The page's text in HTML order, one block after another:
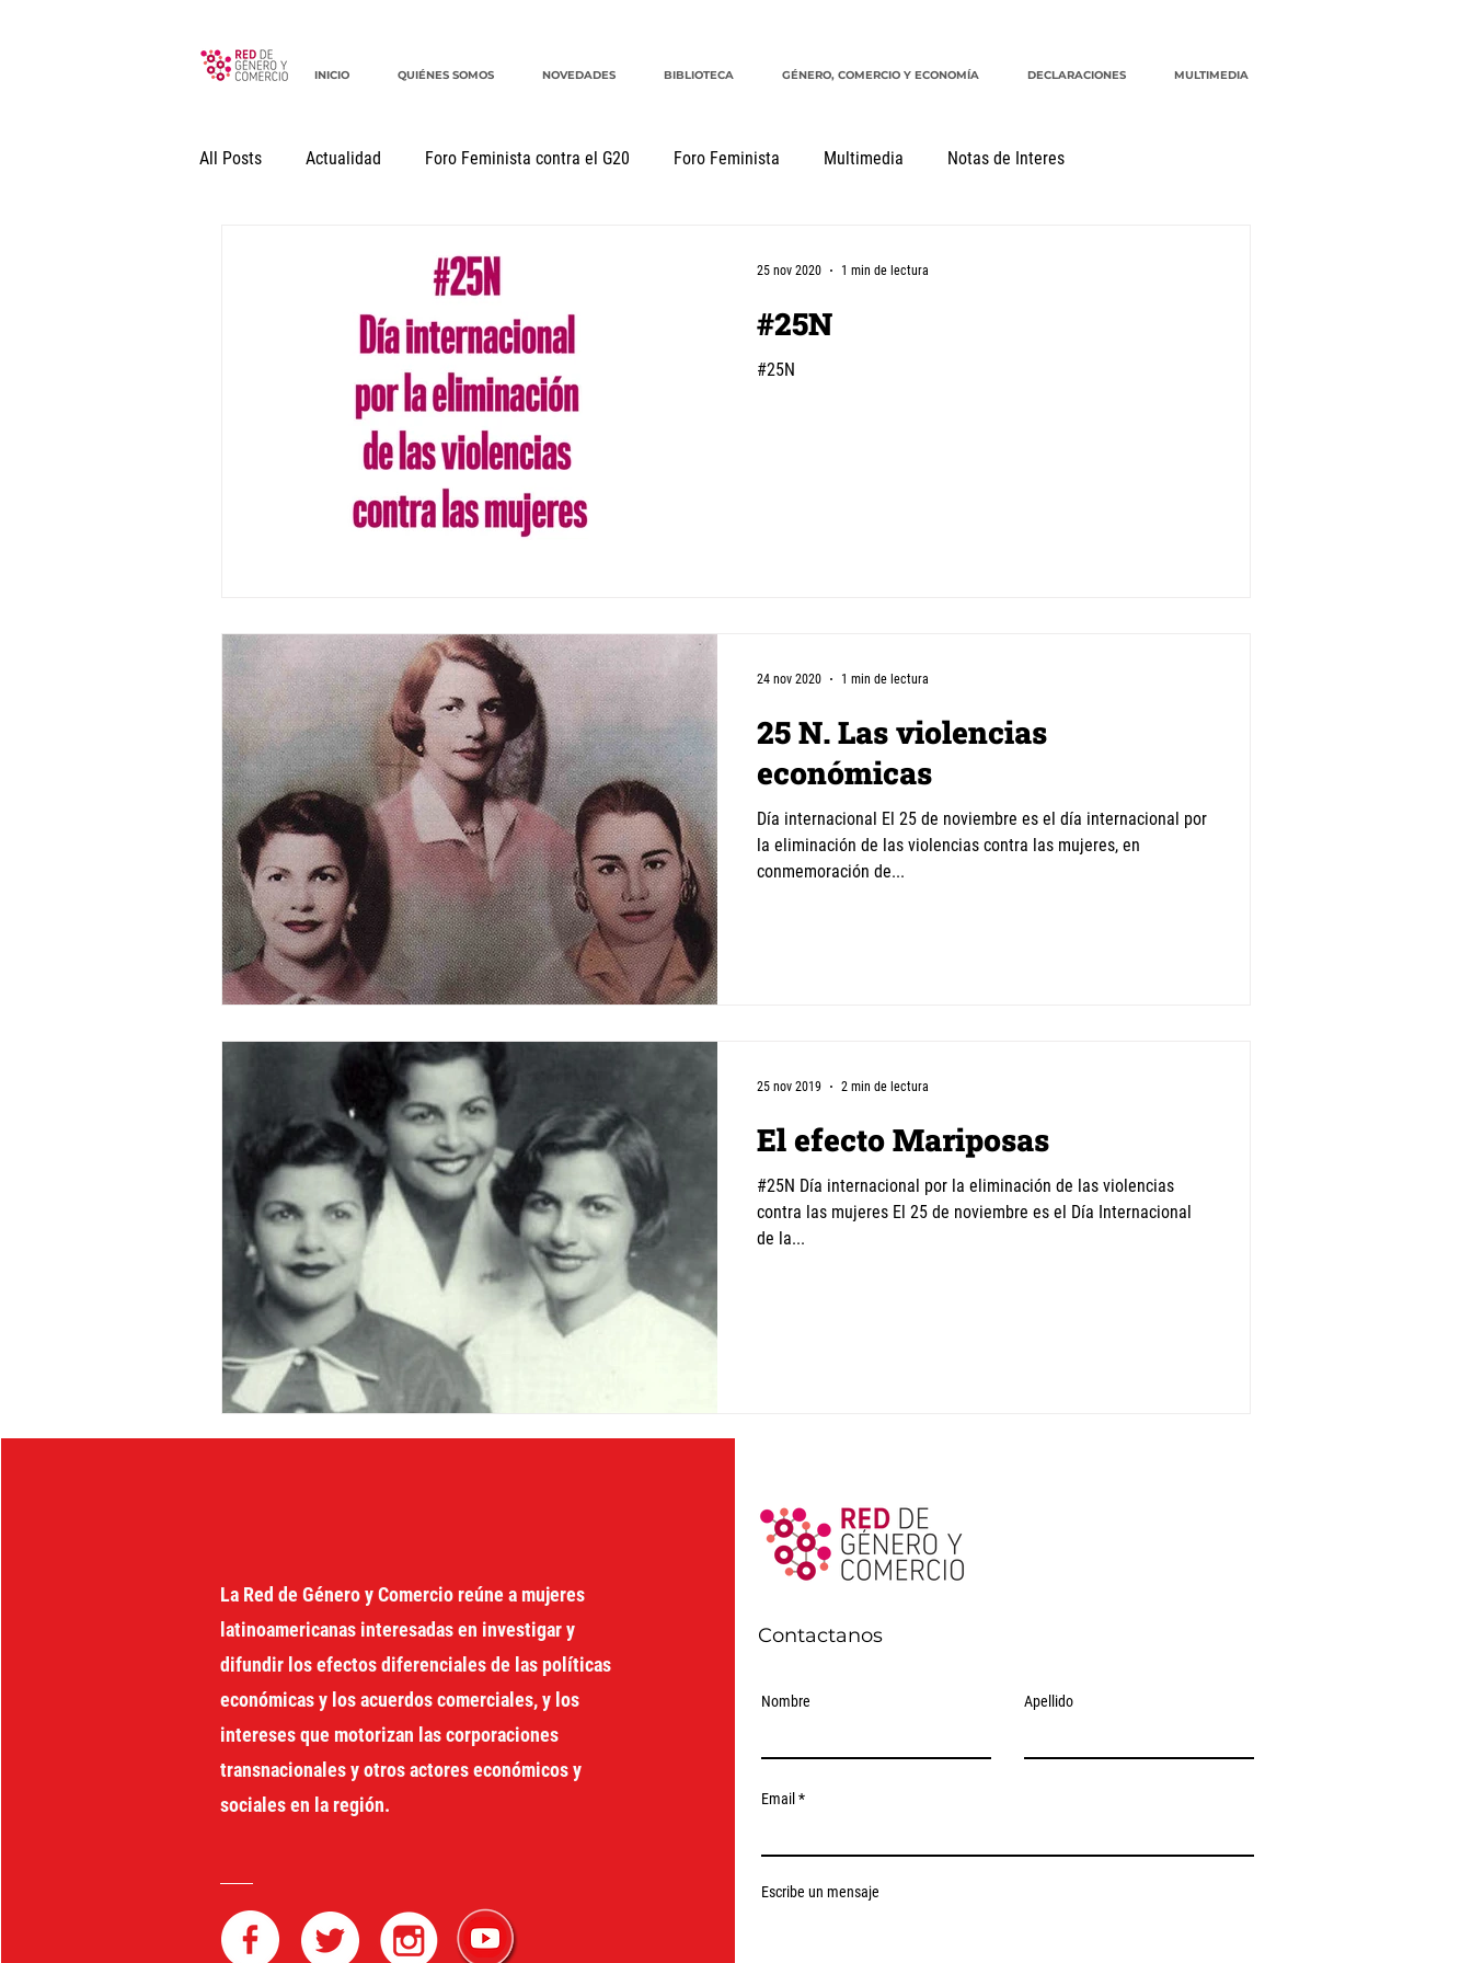
INICIO QUIÉNES SOMOS NOVEDADES BIBLIOTECA GÉNERO, COMERCIO Y ECONOMÍA DECLARACIONES MULTIMEDIA
All Posts Actualidad Foro Feminista contra el G20 Foro Feminista Multimedia Notas de Interes
#25N
#25N
25 nov 2020 1 min de lectura
25 N. Las violencias
económicas
Día internacional El 25 de noviembre es el día internacional por
la eliminación de las violencias contra las mujeres, en
conmemoración de...
24 nov 2020 1 min de lectura
El efecto Mariposas
#25N Día internacional por la eliminación de las violencias
contra las mujeres El 25 de noviembre es el Día Internacional
de la...
25 nov 2019 2 min de lectura
La Red de Género y Comercio reúne a mujeres
latinoamericanas interesadas en investigar y
difundir los efectos diferenciales de las políticas
económicas y los acuerdos comerciales, y los
intereses que motorizan las corporaciones
transnacionales y otros actores económicos y
sociales en la región.
Contactanos
Nombre Apellido
Email
Escribe un mensaje